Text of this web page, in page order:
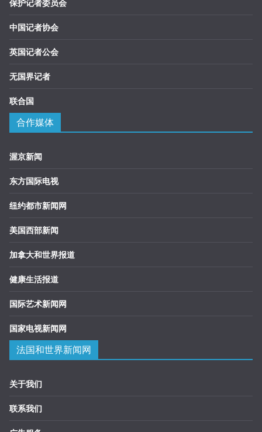
保护记者委员会
中国记者协会
英国记者公会
无国界记者
联合国
合作媒体
渥京新闻
东方国际电视
纽约都市新闻网
美国西部新闻
加拿大和世界报道
健康生活报道
国际艺术新闻网
国家电视新闻网
法国和世界新闻网
关于我们
联系我们